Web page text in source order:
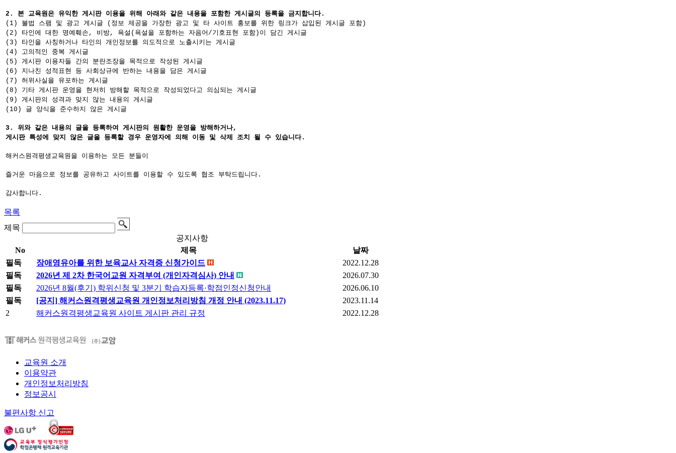
2. 본 교육원은 유익한 게시판 이용을 위해 아래와 같은 내용을 포함한 게시글의 등록을 금지합니다.
(1) 불법 스팸 및 광고 게시글 (정보 제공을 가장한 광고 및 타 사이트 홍보를 위한 링크가 삽입된 게시글 포함)
(2) 타인에 대한 명예훼손, 비방, 욕설(욕설을 포함하는 자음어/기호표현 포함)이 담긴 게시글
(3) 타인을 사칭하거나 타인의 개인정보를 의도적으로 노출시키는 게시글
(4) 고의적인 중복 게시글
(5) 게시판 이용자들 간의 분란조장을 목적으로 작성된 게시글
(6) 지나친 성적표현 등 사회상규에 반하는 내용을 담은 게시글
(7) 허위사실을 유포하는 게시글
(8) 기타 게시판 운영을 현저히 방해할 목적으로 작성되었다고 의심되는 게시글
(9) 게시판의 성격과 맞지 않는 내용의 게시글
(10) 글 양식을 준수하지 않은 게시글
3. 위와 같은 내용의 글을 등록하여 게시판의 원활한 운영을 방해하거나,
게시판 특성에 맞지 않은 글을 등록할 경우 운영자에 의해 이동 및 삭제 조치 될 수 있습니다.
해커스원격평생교육원을 이용하는 모든 분들이
즐거운 마음으로 정보를 공유하고 사이트를 이용할 수 있도록 협조 부탁드립니다.
감사합니다.
목록
제목
공지사항
No
제목
날짜
필독
장애영유아를 위한 보육교사 자격증 신청가이드
2022.12.28
필독
2026년 제 2차 한국어교원 자격부여 (개인자격심사) 안내
2026.07.30
필독
2026년 8월(후기) 학위신청 및 3분기 학습자등록·학점인정신청안내
2026.06.10
필독
[공지] 해커스원격평생교육원 개인정보처리방침 개정 안내 (2023.11.17)
2023.11.14
2
해커스원격평생교육원 사이트 게시판 관리 규정 2022.12.28
교육원 소개
이용약관
개인정보처리방침
정보공시
불편사항 신고